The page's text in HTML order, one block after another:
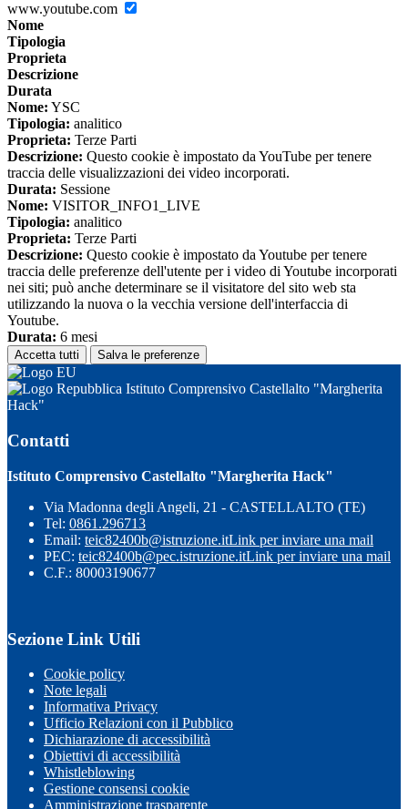
www.youtube.com
Nome
Tipologia
Proprieta
Descrizione
Durata
Nome: YSC
Tipologia: analitico
Proprieta: Terze Parti
Descrizione: Questo cookie è impostato da YouTube per tenere
traccia delle visualizzazioni dei video incorporati.
Durata: Sessione
Nome: VISITOR_INFO1_LIVE
Tipologia: analitico
Proprieta: Terze Parti
Descrizione: Questo cookie è impostato da Youtube per tenere
traccia delle preferenze dell'utente per i video di Youtube incorporati
nei siti; può anche determinare se il visitatore del sito web sta
utilizzando la nuova o la vecchia versione dell'interfaccia di
Youtube.
Durata: 6 mesi
Accetta tutti Salva le preferenze
Istituto Comprensivo Castellalto "Margherita
Hack"
Contatti
Istituto Comprensivo Castellalto "Margherita Hack"
Via Madonna degli Angeli, 21 - CASTELLALTO (TE)
Tel: 0861.296713
Email: teic82400b@istruzione.itLink per inviare una mail
PEC: teic82400b@pec.istruzione.itLink per inviare una mail
C.F.: 80003190677
Sezione Link Utili
Cookie policy
Note legali
Informativa Privacy
Ufficio Relazioni con il Pubblico
Dichiarazione di accessibilità
Obiettivi di accessibilità
Whistleblowing
Gestione consensi cookie
Amministrazione trasparente